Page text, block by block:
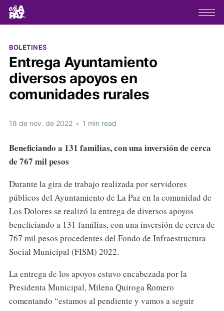
BOLETINES
Entrega Ayuntamiento
diversos apoyos en
comunidades rurales
18 de nov. de 2022 • 1 min read
Beneficiando a 131 familias, con una inversión de cerca
de 767 mil pesos
Durante la gira de trabajo realizada por servidores
públicos del Ayuntamiento de La Paz en la comunidad de
Los Dolores se realizó la entrega de diversos apoyos
beneficiando a 131 familias, con una inversión de cerca de
767 mil pesos procedentes del Fondo de Infraestructura
Social Municipal (FISM) 2022.
La entrega de los apoyos estuvo encabezada por la
Presidenta Municipal, Milena Quiroga Romero
comentando “estamos al pendiente y vamos a seguir